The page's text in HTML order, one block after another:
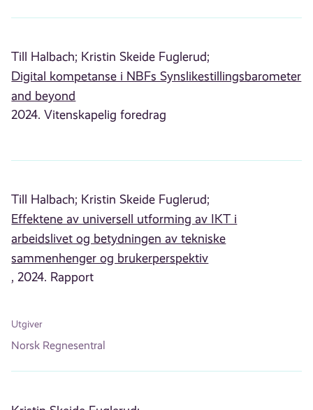
Till Halbach; Kristin Skeide Fuglerud;
Digital kompetanse i NBFs Synslikestillingsbarometer
and beyond
2024. Vitenskapelig foredrag
Till Halbach; Kristin Skeide Fuglerud;
Effektene av universell utforming av IKT i
arbeidslivet og betydningen av tekniske
sammenhenger og brukerperspektiv
, 2024. Rapport
Utgiver
Norsk Regnesentral